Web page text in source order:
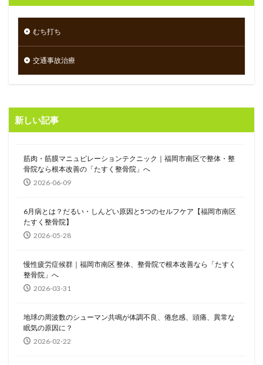
むち打ち
交通事故治療
新しい記事
筋肉・筋膜マニュピレーションテクニック｜福岡市南区で整体・整
骨院なら根本改善の「たすく整骨院」へ
2026-06-09
6月病とは？だるい・しんどい原因と5つのセルフケア【福岡市南区
たすく整骨院】
2026-05-28
慢性疲労症候群｜福岡市南区 整体、整骨院で根本改善なら「たすく
整骨院」へ
2026-03-31
地球の周波数のシューマン共鳴が体調不良、倦怠感、頭痛、異常な
眠気の原因に？
2026-02-22